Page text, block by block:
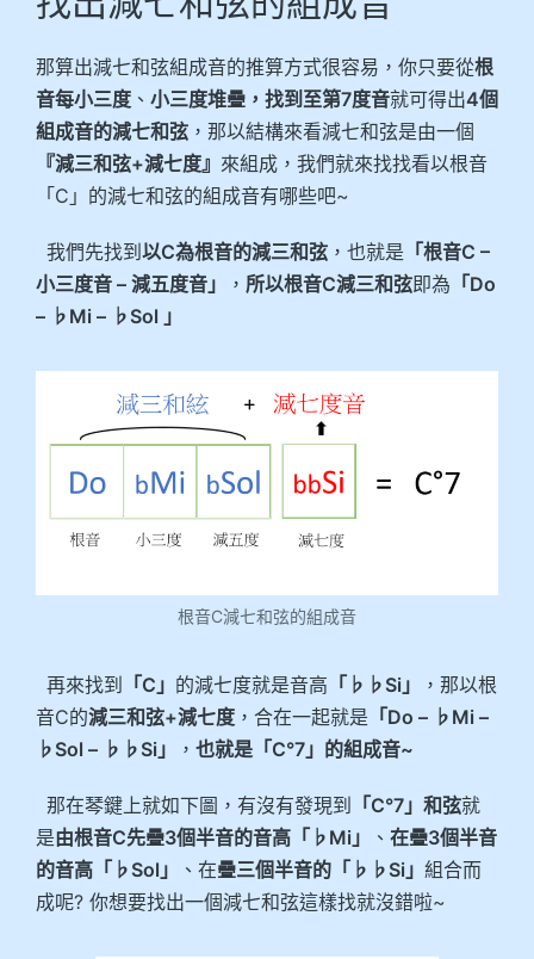
那算出減七和弦組成音的推算方式很容易，你只要從根
音每小三度 、 小三度堆疊，找到至第7度音就可得出4個
組成音的減七和弦 ，那以結構來看減七和弦是由一個
『減三和弦+減七度』 來組成，我們就來找找看以根音
「C」的減七和弦的組成音有哪些吧~
我們先找到 以C為根音的減三和弦 ，也就是 「根音C –
小三度音 – 減五度音」
， 所以根音C減三和弦即為 「Do
– ♭Mi – ♭Sol 」
根音C減七和弦的組成音
再來找到 「C」 的減七度就是音高 「♭♭Si」
，那以根
音C的減三和弦+減七度 ，合在一起就是 「Do – ♭Mi –
♭Sol – ♭♭Si」
， 也就是「C°7」的組成音~
那在琴鍵上就如下圖，有沒有發現到 「C°7」和弦就
是由根音C先疊3個半音的音高「♭Mi」 、 在疊3個半音
的音高「♭Sol」
、在疊三個半音的「♭♭Si」 組合而
成呢? 你想要找出一個減七和弦這樣找就沒錯啦~